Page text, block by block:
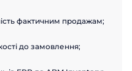
фактичним продажам;
до замовлення;